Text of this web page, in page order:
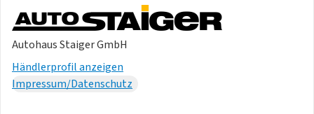
Autohaus Staiger GmbH
Händlerprofil anzeigen
Impressum/Datenschutz